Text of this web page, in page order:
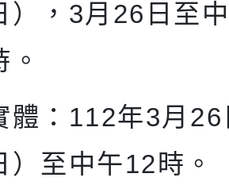
），3月26日至
。
體：112年3月
）至中午12時。